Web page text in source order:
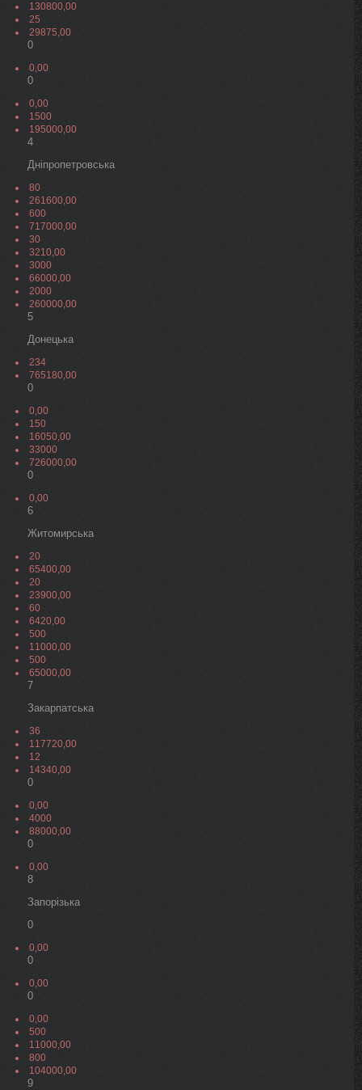
130800,00
25
29875,00
0
0,00
0
0,00
1500
195000,00
4
Дніпропетровська
80
261600,00
600
717000,00
30
3210,00
3000
66000,00
2000
260000,00
5
Донецька
234
765180,00
0
0,00
150
16050,00
33000
726000,00
0
0,00
6
Житомирська
20
65400,00
20
23900,00
60
6420,00
500
11000,00
500
65000,00
7
Закарпатська
36
117720,00
12
14340,00
0
0,00
4000
88000,00
0
0,00
8
Запорізька
0
0,00
0
0,00
0
0,00
500
11000,00
800
104000,00
9